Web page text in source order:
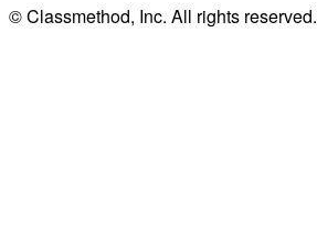
© Classmethod, Inc. All rights reserved.